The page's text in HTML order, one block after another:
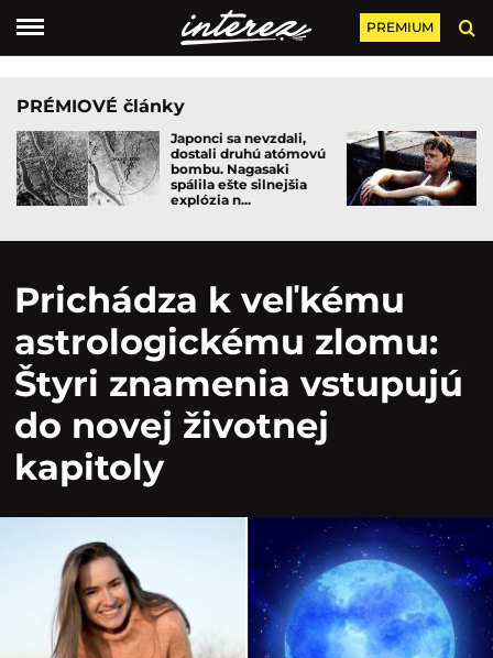
PREMIUM
PRÉMIOVÉ články
Japonci sa nevzdali,
dostali druhú atómovú
bombu. Nagasaki
spálila ešte silnejšia
explózia n...
Prichádza k veľkému
astrologickému zlomu:
Štyri znamenia vstupujú
do novej životnej
kapitoly